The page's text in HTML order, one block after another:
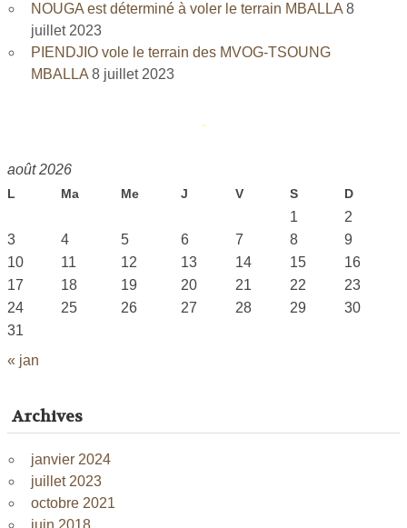
NOUGA est déterminé à voler le terrain MBALLA 8
juillet 2023
PIENDJIO vole le terrain des MVOG-TSOUNG
MBALLA 8 juillet 2023
août 2026
L Ma Me J V S D
« jan
1
2
3
4 5 6 7 8
9
10
11 12 13 14 15
16
17
18 19 20 21 22
23
24
25 26 27 28 29
30
31
Archives
janvier 2024
juillet 2023
octobre 2021